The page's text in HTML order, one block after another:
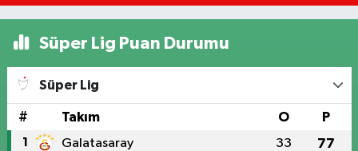
Süper Lig Puan Durumu
Süper Lig
# Takım O P
1 Galatasaray 33 77